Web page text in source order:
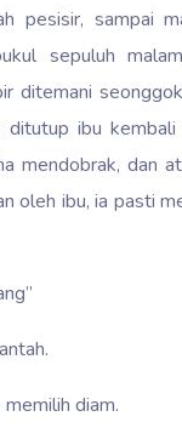
pesisir, sampai
sepuluh
ditemani
ibu
mendobrak, dan
oleh ibu, ia pasti
diam.